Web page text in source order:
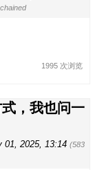
1995 次浏览
，我也问一
01, 2025, 13:14 (583